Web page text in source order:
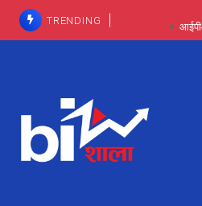
TRENDING
प्रभू बैंकका
५-